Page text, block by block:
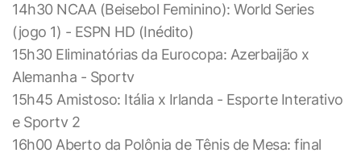
14h30 NCAA (Beisebol Feminino): World Series
(jogo 1) - ESPN HD (Inédito)
15h30 Eliminatórias da Eurocopa: Azerbaijão x
Alemanha - Sportv
15h45 Amistoso: Itália x Irlanda - Esporte Interativo
e Sportv 2
16h00 Aberto da Polônia de Tênis de Mesa: final